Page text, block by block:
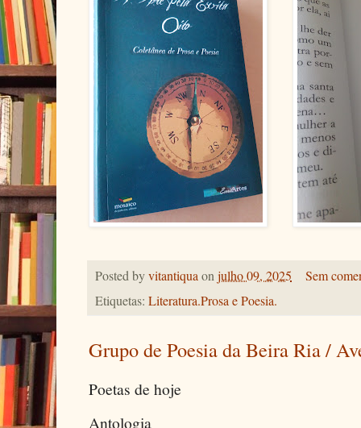
Posted byvitantiquaonjulho 09, 2025
Sem
Etiquetas: Literatura.Prosa e Poesia.
Grupo de Poesia da Beira Ria /
Poetas de hoje
Antologia